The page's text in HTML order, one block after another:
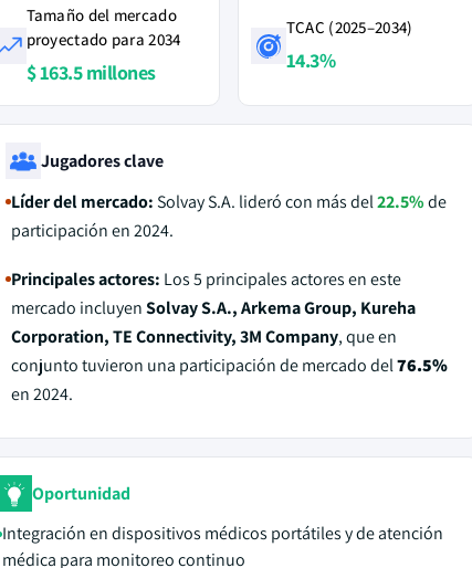
Tamaño del mercado
proyectado para 2034
$ 163.5 millones
TCAC (2025–2034)
14.3%
Jugadores clave
Líder del mercado:Solvay S.A. lideró con más del22.5%de
participación en 2024.
Principales actores: Los 5 principales actores en este
mercado incluyenSolvay S.A., Arkema Group, Kureha
Corporation, TE Connectivity, 3M Company, que en
conjunto tuvieron una participación de mercado del76.5%
en 2024.
Oportunidad
Integración en dispositivos médicos portátiles y de atención
médica para monitoreo continuo